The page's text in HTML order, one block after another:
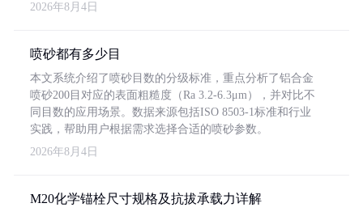
2026年8月4日
喷砂都有多少目
本文系统介绍了喷砂目数的分级标准，重点分析了铝合金
喷砂200目对应的表面粗糙度（Ra 3.2-6.3μm），并对比不
同目数的应用场景。数据来源包括ISO 8503-1标准和行业
实践，帮助用户根据需求选择合适的喷砂参数。
2026年8月4日
M20化学锚栓尺寸规格及抗拔承载力详解